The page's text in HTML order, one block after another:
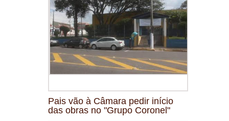
Pais vão à Câmara pedir início
das obras no "Grupo Coronel"